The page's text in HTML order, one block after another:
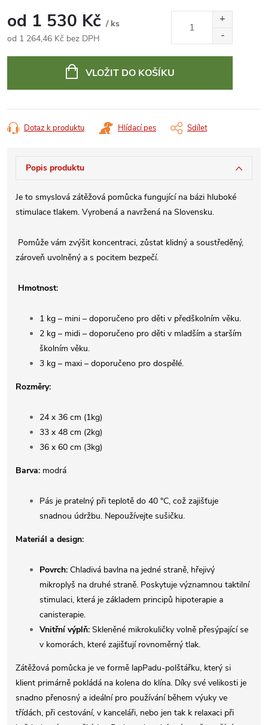
od 1 530 Kč / ks
od 1 264,46 Kč bez DPH
VLOŽIT DO KOŠÍKU
Dotaz k produktu Hlídací pes Sdílet
Popis produktu
Je to smyslová zátěžová pomůcka fungující na bázi hluboké
stimulace tlakem. Vyrobená a navržená na Slovensku.
Pomůže vám zvýšit koncentraci, zůstat klidný a soustředěný,
zároveň uvolněný a s pocitem bezpečí.
Hmotnost:
1 kg – mini – doporučeno pro děti v předškolním věku.
2 kg – midi – doporučeno pro děti v mladším a starším
školním věku.
3 kg – maxi – doporučeno pro dospělé.
Rozměry:
24 x 36 cm (1kg)
33 x 48 cm (2kg)
36 x 60 cm (3kg)
Barva: modrá
Pás je pratelný při teplotě do 40 °C, což zajišťuje
snadnou údržbu. Nepoužívejte sušičku.
Materiál a design:
Povrch: Chladivá bavlna na jedné straně, hřejivý
mikroplyš na druhé straně. Poskytuje významnou taktilní
stimulaci, která je základem principů hipoterapie a
canisterapie.
Vnitřní výplň: Skleněné mikrokuličky volně přesýpající se
v komorách, které zajišťují rovnoměrný tlak.
Zátěžová pomůcka je ve formě lapPadu-polštářku, který si
klient primárně pokládá na kolena do klína. Díky své velikosti je
snadno přenosný a ideální pro používání během výuky ve
třídách, při cestování, v kanceláři, nebo jen tak k relaxaci při